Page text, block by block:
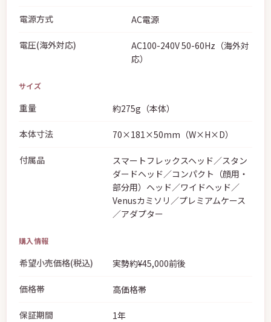
電源方式 AC電源
電圧(海外対応)
AC100-240V 50-60Hz（海外対
応）
サイズ
重量 約275g（本体）
本体寸法 70×181×50mm（W×H×D）
付属品
スマートフレックスヘッド／スタン
ダードヘッド／コンパクト（顔用・
部分用）ヘッド／ワイドヘッド／
Venusカミソリ／プレミアムケース
／アダプター
購入情報
希望小売価格(税込) 実勢約¥45,000前後
価格帯 高価格帯
保証期間 1年